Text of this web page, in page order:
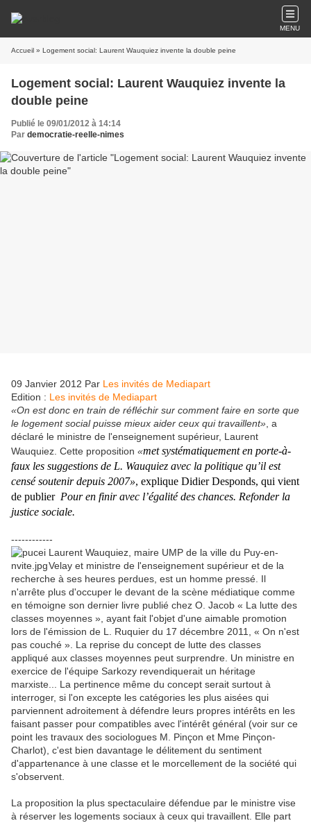
MENU
Accueil » Logement social: Laurent Wauquiez invente la double peine
Logement social: Laurent Wauquiez invente la
double peine
Publié le 09/01/2012 à 14:14
Par democratie-reelle-nimes
09 Janvier 2012 Par Les invités de Mediapart
Edition : Les invités de Mediapart
«On est donc en train de réfléchir sur comment faire en sorte que
le logement social puisse mieux aider ceux qui travaillent» , a
déclaré le ministre de l'enseignement supérieur, Laurent
Wauquiez. Cette proposition «met systématiquement en porte-à-
faux les suggestions de L. Wauquiez avec la politique qu’il est
censé soutenir depuis 2007», explique Didier Desponds, qui vient
de publier Pour en finir avec l’égalité des chances. Refonder la
justice sociale.
------------
Laurent Wauquiez, maire UMP de la ville du Puy-en-
Velay et ministre de l'enseignement supérieur et de la
recherche à ses heures perdues, est un homme pressé. Il
n'arrête plus d'occuper le devant de la scène médiatique comme
en témoigne son dernier livre publié chez O. Jacob « La lutte des
classes moyennes », ayant fait l'objet d'une aimable promotion
lors de l'émission de L. Ruquier du 17 décembre 2011, « On n'est
pas couché ». La reprise du concept de lutte des classes
appliqué aux classes moyennes peut surprendre. Un ministre en
exercice de l'équipe Sarkozy revendiquerait un héritage
marxiste... La pertinence même du concept serait surtout à
interroger, si l'on excepte les catégories les plus aisées qui
parviennent adroitement à défendre leurs propres intérêts en les
faisant passer pour compatibles avec l'intérêt général (voir sur ce
point les travaux des sociologues M. Pinçon et Mme Pinçon-
Charlot), c'est bien davantage le délitement du sentiment
d'appartenance à une classe et le morcellement de la société qui
s'observent.
La proposition la plus spectaculaire défendue par le ministre vise
à réserver les logements sociaux à ceux qui travaillent. Elle part